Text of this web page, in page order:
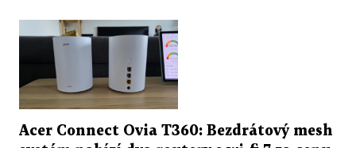
Acer Connect Ovia T360: Bezdrátový mesh